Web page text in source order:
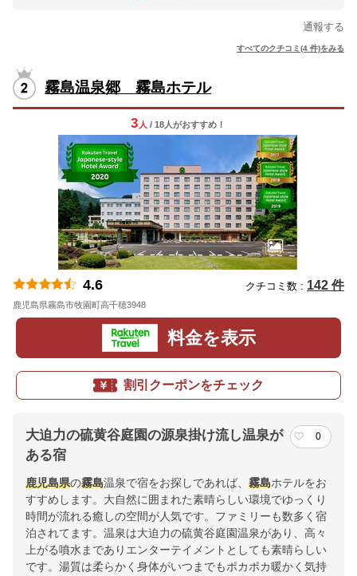
通報する
すべてのクチコミ(4 件)をみる
霧島温泉郷 霧島ホテル
3 人 / 18人がおすすめ！
4.6 クチコミ数 : 142 件
鹿児島県霧島市牧園町高千穂3948
料金を表示
割引クーポンをチェック
大迫力の硫黄谷庭園の源泉掛け流し温泉が
ある宿
0
鹿児島県の霧島温泉で宿をお探しであれば、 霧島ホテルをお
すすめします。大自然に囲まれた素晴らしい環境でゆっくり
時間が流れる癒しの空間が人気です。ファミリーも数多く宿
泊されてます。温泉は大迫力の硫黄谷庭園温泉があり、高々
上がる噴水までありエンターテイメントとしても素晴らしい
です。湯質は柔らかく身体がいつまでもポカポカ暖かく気持